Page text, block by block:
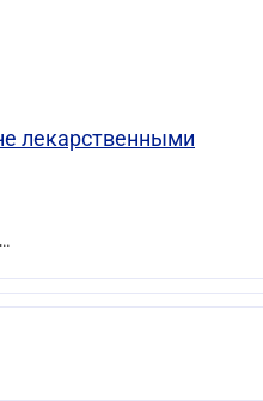
лекарственными
Министерства здравоохранения и финансов остались без руководителей